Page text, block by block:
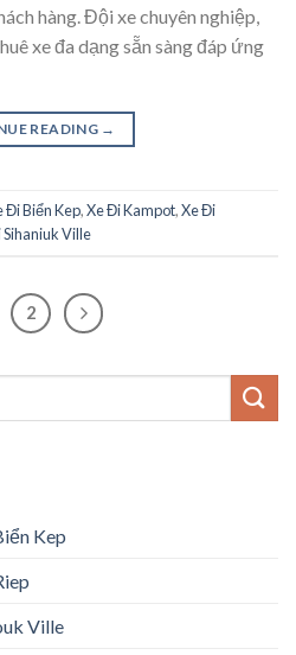
hàng. Đội xe chuyên nghiệp,
xe đa dạng sẵn sàng đáp ứng
READING →
Đi Biển Kep,Xe Đi Kampot,Xe Đi
Sihaniuk Ville
2
Kep
Ville